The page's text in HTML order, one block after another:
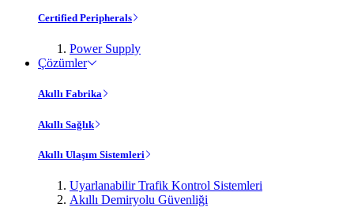
Certified Peripherals
Power Supply
Çözümler
Akıllı Fabrika
Akıllı Sağlık
Akıllı Ulaşım Sistemleri
Uyarlanabilir Trafik Kontrol Sistemleri
Akıllı Demiryolu Güvenliği